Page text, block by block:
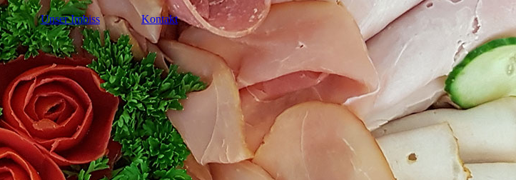
Unser Imbiss Kontakt